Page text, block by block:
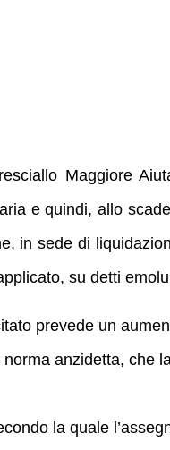
Maggiore
e quindi, allo
in sede di
su detti
prevede un
anzidetta, che
la quale